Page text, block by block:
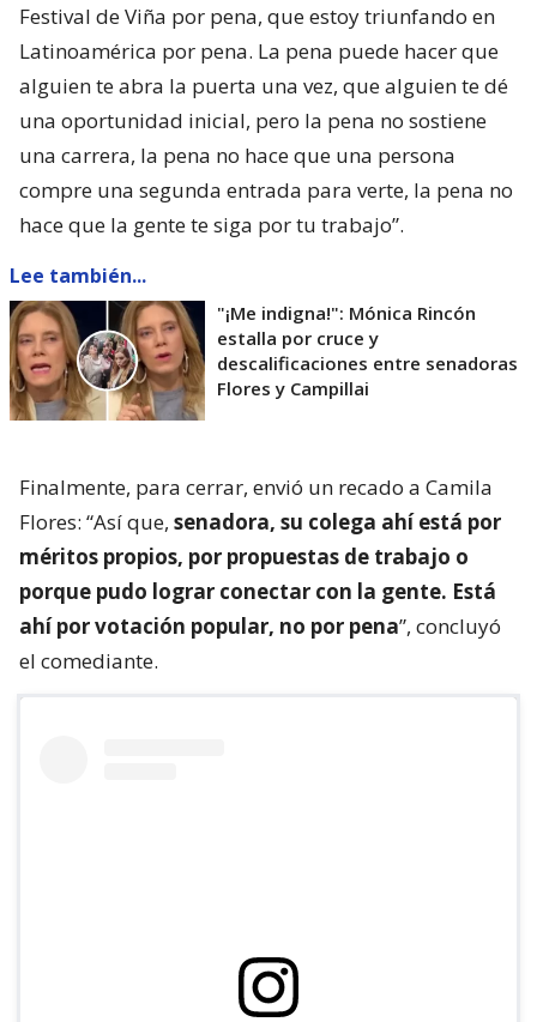
Festival de Viña por pena, que estoy triunfando en
Latinoamérica por pena. La pena puede hacer que
alguien te abra la puerta una vez, que alguien te dé
una oportunidad inicial, pero la pena no sostiene
una carrera, la pena no hace que una persona
compre una segunda entrada para verte, la pena no
hace que la gente te siga por tu trabajo”.
Lee también...
"¡Me indigna!": Mónica Rincón
estalla por cruce y
descalificaciones entre senadoras
Flores y Campillai
Finalmente, para cerrar, envió un recado a Camila
Flores: “Así que, senadora, su colega ahí está por
méritos propios, por propuestas de trabajo o
porque pudo lograr conectar con la gente. Está
ahí por votación popular, no por pena”, concluyó
el comediante.